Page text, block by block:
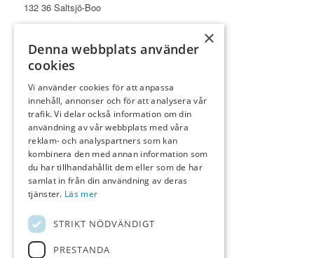
132 36 Saltsjö-Boo
KONTAKT
Reception08-570 360 27
Restaurang0733-97 07 44
E-postinfo@nackagk.se
SNABBLÄNKAR
×
Denna webbplats använder
cookies
Vi använder cookies för att anpassa
innehåll, annonser och för att analysera vår
trafik. Vi delar också information om din
användning av vår webbplats med våra
reklam- och analyspartners som kan
kombinera den med annan information som
du har tillhandahållit dem eller som de har
samlat in från din användning av deras
tjänster. Läs mer
STRIKT NÖDVÄNDIGT
PRESTANDA